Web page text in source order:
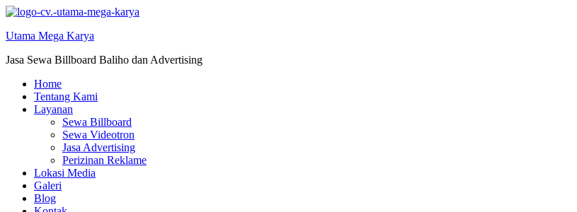
Skip
content
Utama Mega Karya
Jasa Sewa Billboard Baliho dan Advertising
Home
Tentang Kami
Layanan
Sewa Billboard
Sewa Videotron
Jasa Advertising
Perizinan Reklame
Lokasi Media
Galeri
Blog